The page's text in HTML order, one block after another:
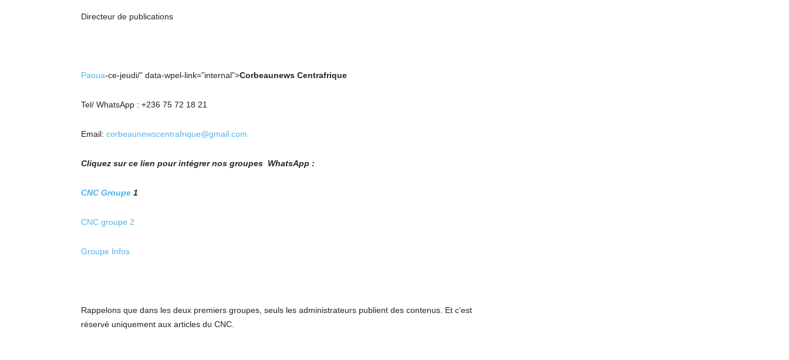
Directeur de publications
Paoua-ce-jeudi/” data-wpel-link=”internal”>Corbeaunews Centrafrique
Tel/ WhatsApp : +236 75 72 18 21
Email: corbeaunewscentrafrique@gmail.com
Cliquez sur ce lien pour intégrer nos groupes WhatsApp :
CNC Groupe 1
CNC groupe 2
Groupe Infos
Rappelons que dans les deux premiers groupes, seuls les administrateurs publient des contenus. Et c’est
réservé uniquement aux articles du CNC.